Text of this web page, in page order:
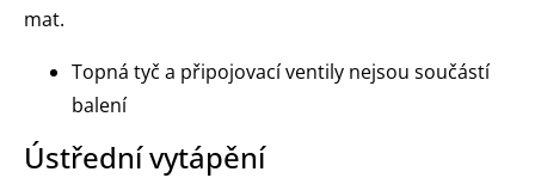
mat.
Topná tyč a připojovací ventily nejsou součástí
balení
Ústřední vytápění